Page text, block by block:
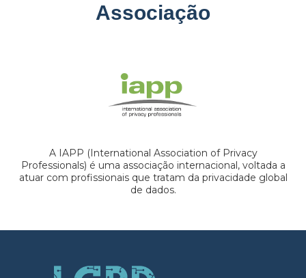
Associação
A IAPP (International Association of Privacy
Professionals) é uma associação internacional, voltada a
atuar com profissionais que tratam da privacidade global
de dados.